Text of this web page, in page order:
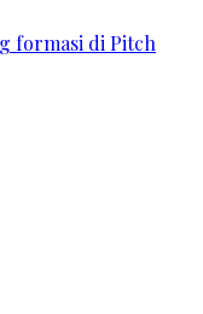
formasi di Pitch